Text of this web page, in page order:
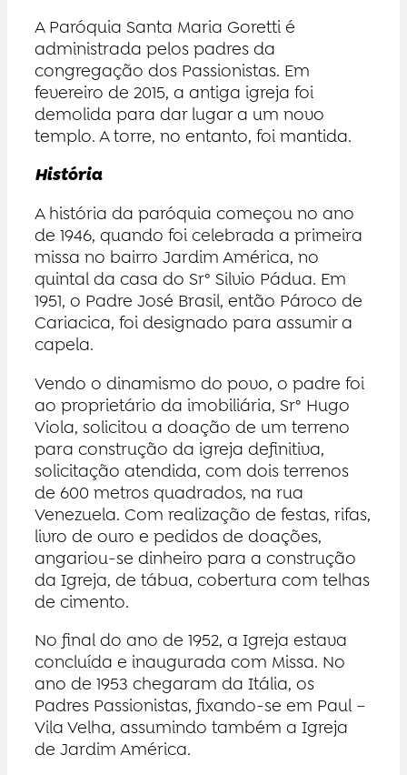
A Paróquia Santa Maria Goretti é
administrada pelos padres da
congregação dos Passionistas. Em
fevereiro de 2015, a antiga igreja foi
demolida para dar lugar a um novo
templo. A torre, no entanto, foi mantida.
História
A história da paróquia começou no ano
de 1946, quando foi celebrada a primeira
missa no bairro Jardim América, no
quintal da casa do Sr° Silvio Pádua. Em
1951, o Padre José Brasil, então Pároco de
Cariacica, foi designado para assumir a
capela.
Vendo o dinamismo do povo, o padre foi
ao proprietário da imobiliária, Sr° Hugo
Viola, solicitou a doação de um terreno
para construção da igreja definitiva,
solicitação atendida, com dois terrenos
de 600 metros quadrados, na rua
Venezuela. Com realização de festas, rifas,
livro de ouro e pedidos de doações,
angariou-se dinheiro para a construção
da Igreja, de tábua, cobertura com telhas
de cimento.
No final do ano de 1952, a Igreja estava
concluída e inaugurada com Missa. No
ano de 1953 chegaram da Itália, os
Padres Passionistas, fixando-se em Paul –
Vila Velha, assumindo também a Igreja
de Jardim América.